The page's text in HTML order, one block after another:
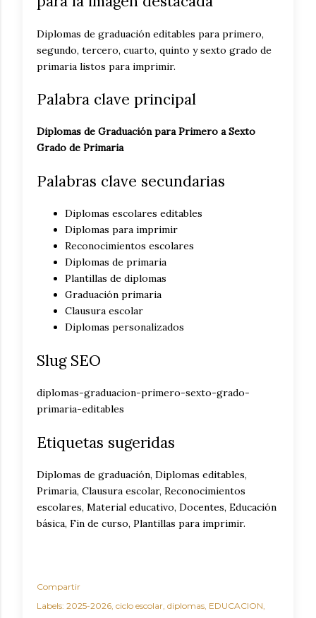
Diplomas de graduación editables para primero,
segundo, tercero, cuarto, quinto y sexto grado de
primaria listos para imprimir.
Palabra clave principal
Diplomas de Graduación para Primero a Sexto
Grado de Primaria
Palabras clave secundarias
Diplomas escolares editables
Diplomas para imprimir
Reconocimientos escolares
Diplomas de primaria
Plantillas de diplomas
Graduación primaria
Clausura escolar
Diplomas personalizados
Slug SEO
diplomas-graduacion-primero-sexto-grado-
primaria-editables
Etiquetas sugeridas
Diplomas de graduación, Diplomas editables,
Primaria, Clausura escolar, Reconocimientos
escolares, Material educativo, Docentes, Educación
básica, Fin de curso, Plantillas para imprimir.
Compartir
Labels: 2025-2026 ciclo escolar diplomas EDUCACION